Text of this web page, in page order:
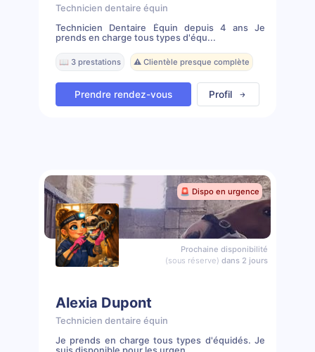
Technicien dentaire équin
Technicien Dentaire Équin depuis 4 ans Je
prends en charge tous types d'équ...
📖 3 prestations ⚠️ Clientèle presque complète
Prendre rendez-vous Profil
🚨 Dispo en urgence
Prochaine disponibilité
(sous réserve) dans 2 jours
Alexia Dupont
Technicien dentaire équin
Je prends en charge tous types d'équidés. Je